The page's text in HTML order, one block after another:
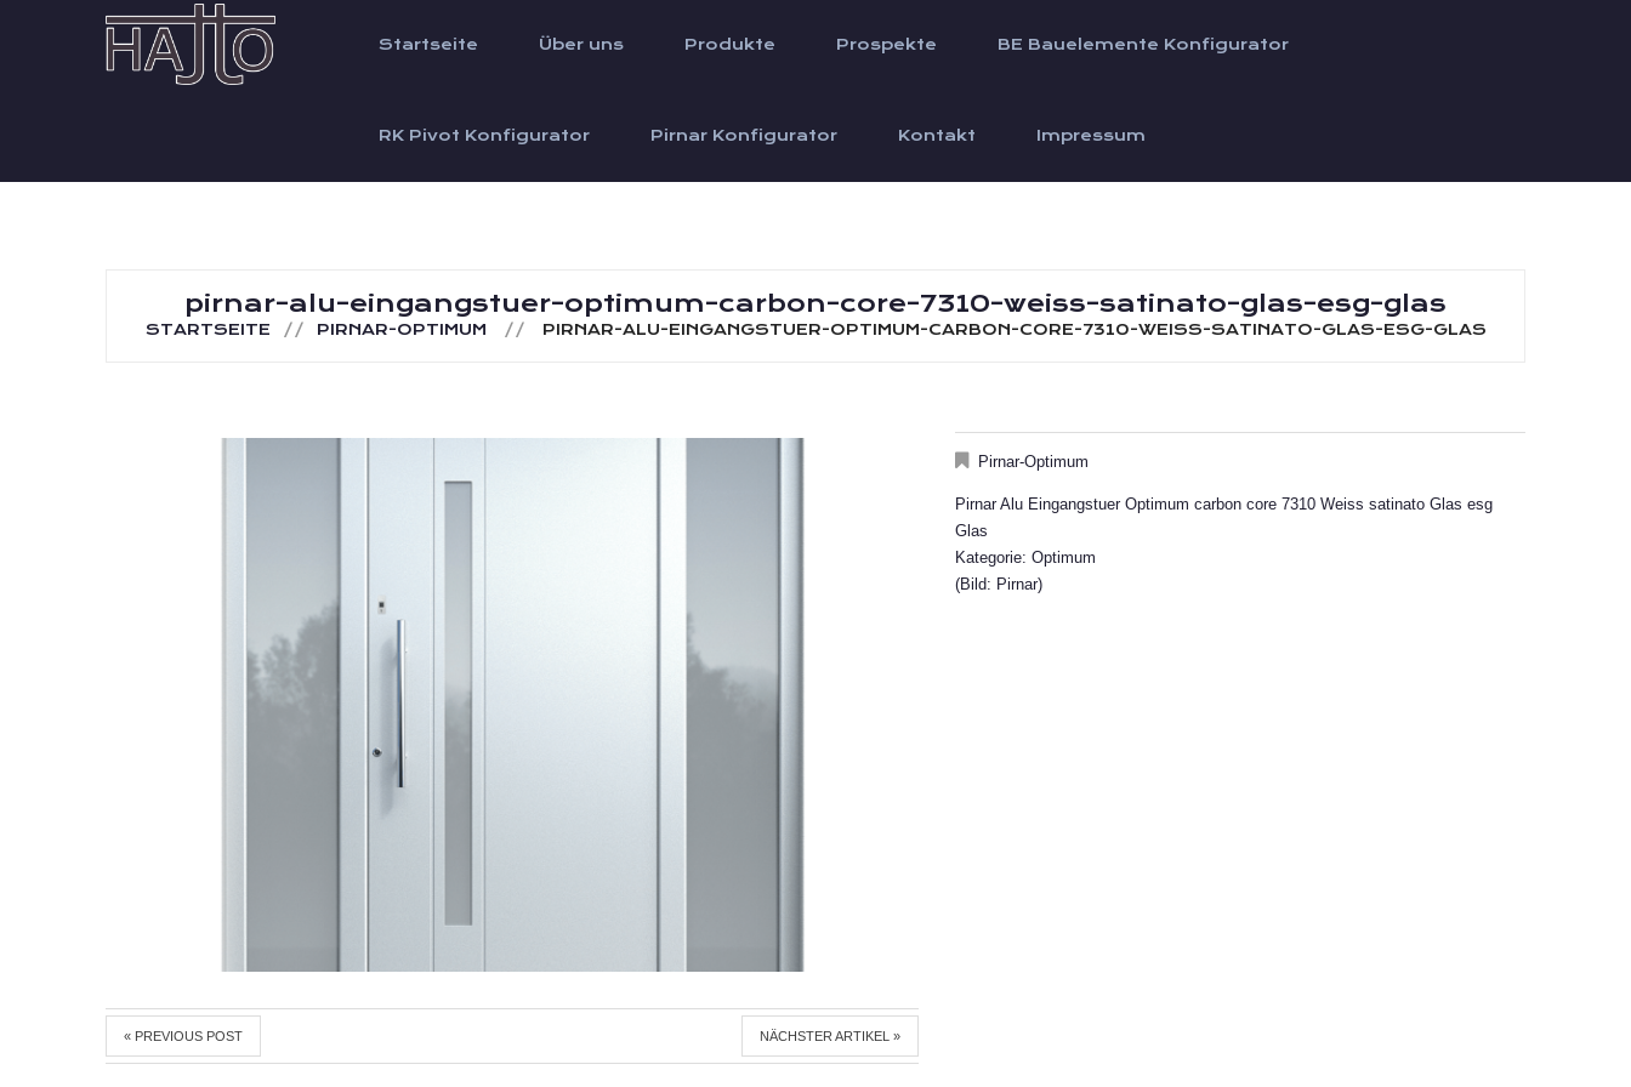
Startseite Über uns Produkte Prospekte BE Bauelemente Konfigurator
RK Pivot Konfigurator Pirnar Konfigurator Kontakt Impressum
pirnar-alu-eingangstuer-optimum-carbon-core-7310-weiss-satinato-glas-esg-glas
STARTSEITE PIRNAR-OPTIMUM PIRNAR-ALU-EINGANGSTUER-OPTIMUM-CARBON-CORE-7310-WEISS-SATINATO-GLAS-ESG-GLAS
« PREVIOUS POST NÄCHSTER ARTIKEL »
Pirnar-Optimum
Pirnar Alu Eingangstuer Optimum carbon core 7310 Weiss satinato Glas esg
Glas
Kategorie: Optimum
(Bild: Pirnar)